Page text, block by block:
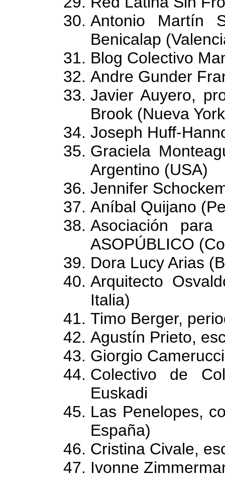
Antonio Martín
Benicalap
Blog Colectivo
Andre Gunder
Javier Auyero,
Brook (Nueva
Joseph Huff-
Graciela
Argentino (USA)
Jennifer
Aníbal Quijano
Asociación
ASOPÚBLICO
Dora Lucy Arias
Arquitecto
Italia)
Timo Berger,
Agustín Prieto,
Giorgio
Colectivo de
Euskadi
Las Penelopes,
España)
Cristina Civale,
Ivonne